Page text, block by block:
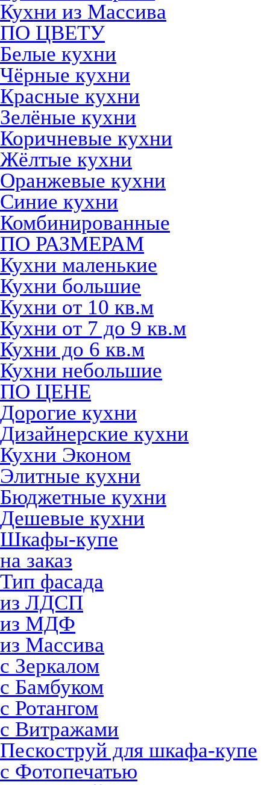
Кухни из Массива
ПО ЦВЕТУ
Белые кухни
Чёрные кухни
Красные кухни
Зелёные кухни
Коричневые кухни
Жёлтые кухни
Оранжевые кухни
Синие кухни
Комбинированные
ПО РАЗМЕРАМ
Кухни маленькие
Кухни большие
Кухни от 10 кв.м
Кухни от 7 до 9 кв.м
Кухни до 6 кв.м
Кухни небольшие
ПО ЦЕНЕ
Дорогие кухни
Дизайнерские кухни
Кухни Эконом
Элитные кухни
Бюджетные кухни
Дешевые кухни
Шкафы-купе
на заказ
Тип фасада
из ЛДСП
из МДФ
из Массива
с Зеркалом
с Бамбуком
с Ротангом
с Витражами
Пескоструй для шкафа-купе
с Фотопечатью